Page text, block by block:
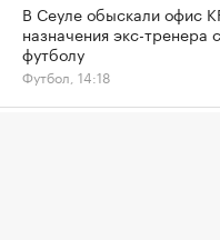
В Сеуле обыскали офис
назначения экс-тренера
футболу
Футбол, 14:18